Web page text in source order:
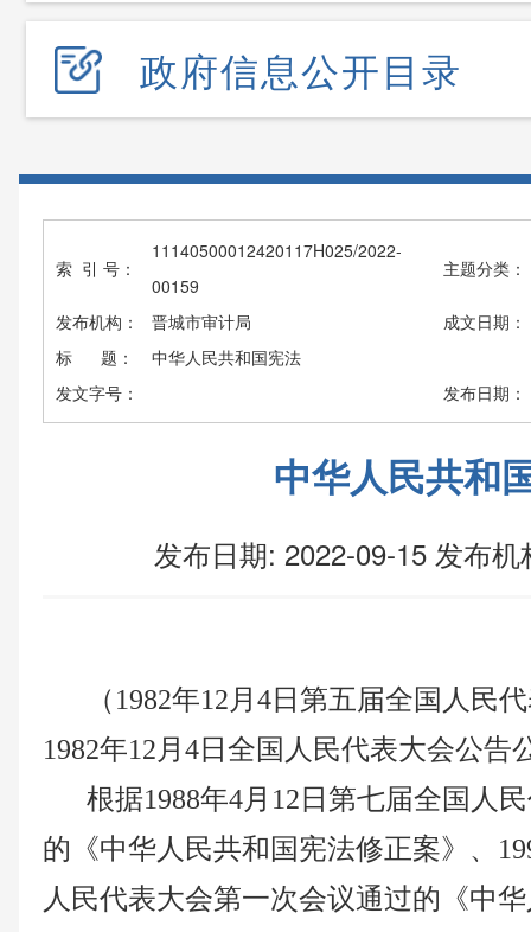
政府信息公开目录
索 引 号：
11140500012420117H025/2022-
00159
主题分类：
发布机构： 晋城市审计局
成文日期：
标 题：
中华人民共和国宪法
发文字号：
发布日期：
中华人民共和
发布日期: 2022-09-15 发布机
（ 1982年12月4日第五届全国人民
1982年12月4日全国人民代表大会公告
根据1988年4月12日第七届全国人
的《中华人民共和国宪法修正案》、
人民代表大会第一次会议通过的《中